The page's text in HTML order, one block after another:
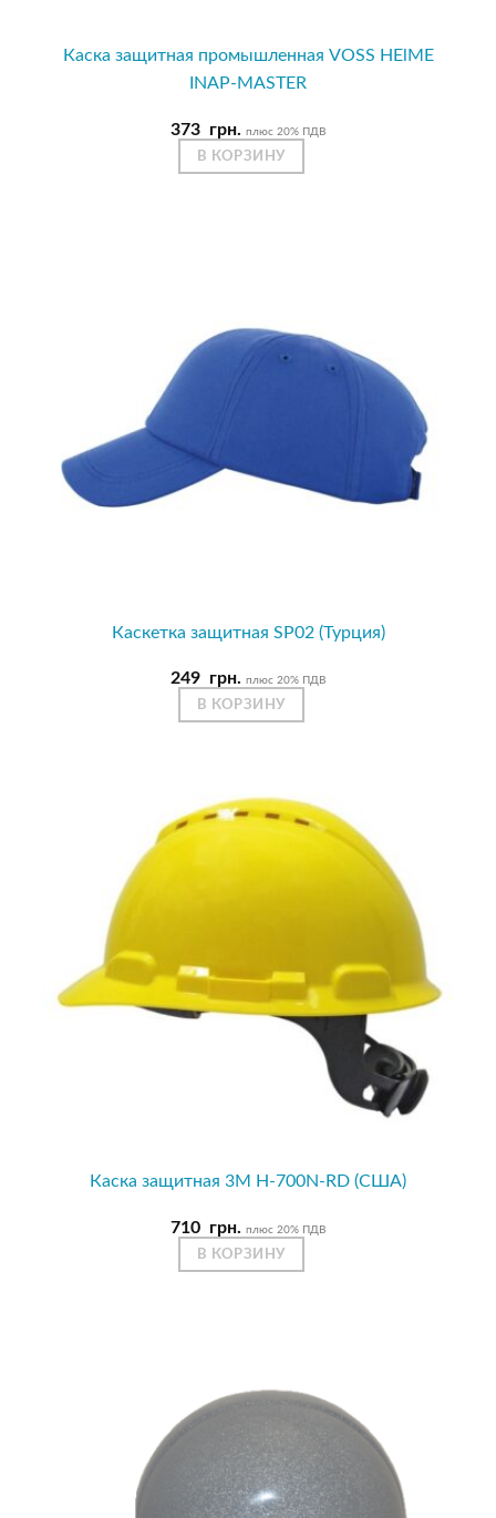
Каска защитная промышленная VOSS HElME
INAP-MASTER
373 грн. плюс 20% ПДВ
В КОРЗИНУ
Каскетка защитная SP02 (Турция)
249 грн. плюс 20% ПДВ
В КОРЗИНУ
Каска защитная 3М H-700N-RD (США)
710 грн. плюс 20% ПДВ
В КОРЗИНУ